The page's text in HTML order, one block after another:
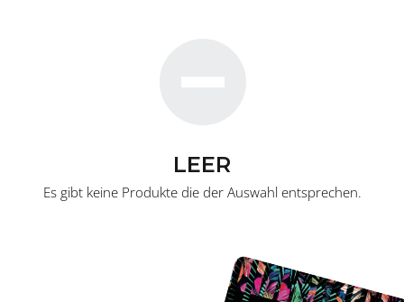
LEER
Es gibt keine Produkte die der Auswahl entsprechen.